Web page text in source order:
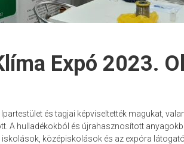
Expó 2023.
Ipartestület és tagjai képviseltették magukat,
A hulladékokból és újrahasznosított
középiskolások és az expóra